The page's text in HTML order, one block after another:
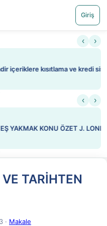
Giriş
‹ ›
ve kredi sistemi getirildi
‹ ›
ÖZET J. LONDON
TARİHTEN
· Makale